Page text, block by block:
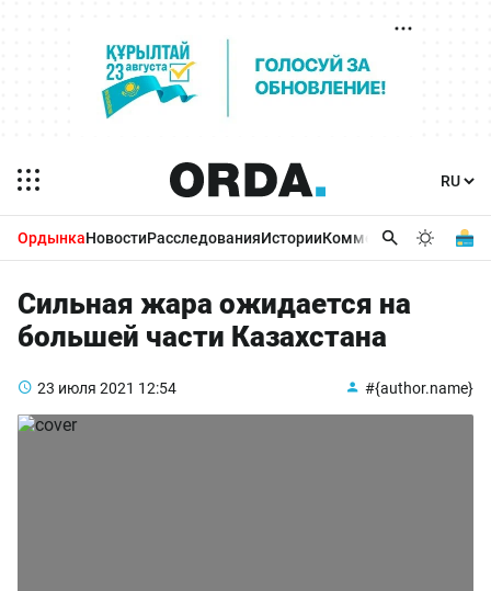
ОрдынкаНовостиРасследованияИсторииКомментарииБизнес
Сильная жара ожидается на
большей части Казахстана
23 июля 2021 12:54 #{author.name}